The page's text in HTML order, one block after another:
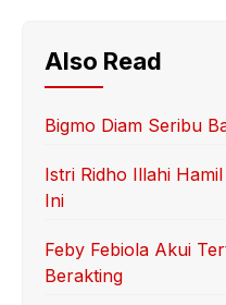
Also Read
Bigmo Diam Seribu
Istri Ridho Illahi
Ini
Feby Febiola Akui
Berakting